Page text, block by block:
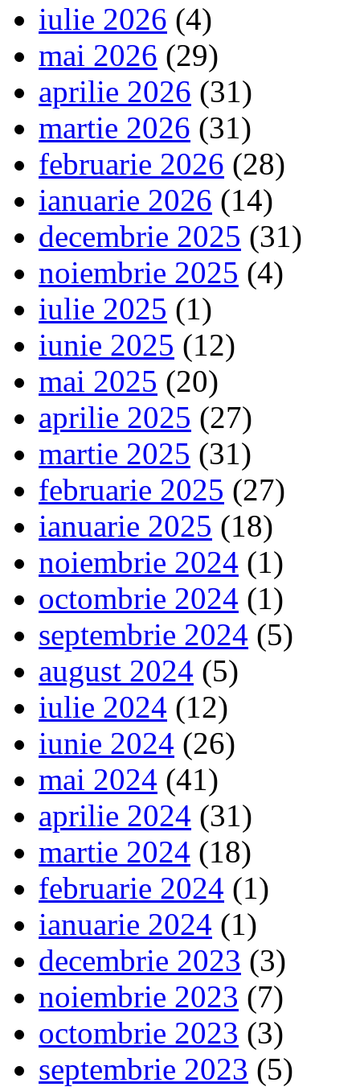
iulie 2026 (4)
mai 2026 (29)
aprilie 2026 (31)
martie 2026 (31)
februarie 2026 (28)
ianuarie 2026 (14)
decembrie 2025 (31)
noiembrie 2025 (4)
iulie 2025 (1)
iunie 2025 (12)
mai 2025 (20)
aprilie 2025 (27)
martie 2025 (31)
februarie 2025 (27)
ianuarie 2025 (18)
noiembrie 2024 (1)
octombrie 2024 (1)
septembrie 2024 (5)
august 2024 (5)
iulie 2024 (12)
iunie 2024 (26)
mai 2024 (41)
aprilie 2024 (31)
martie 2024 (18)
februarie 2024 (1)
ianuarie 2024 (1)
decembrie 2023 (3)
noiembrie 2023 (7)
octombrie 2023 (3)
septembrie 2023 (5)